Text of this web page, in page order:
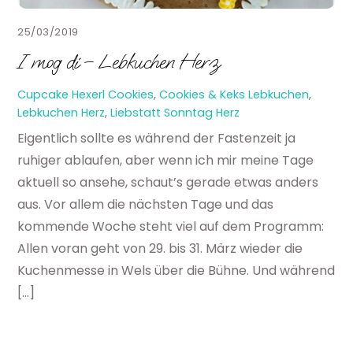
25/03/2019
I mog di – Lebkuchen Herz
Cupcake Hexerl Cookies,Cookies & Keks Lebkuchen,
Lebkuchen Herz,Liebstatt Sonntag Herz
Eigentlich sollte es während der Fastenzeit ja
ruhiger ablaufen, aber wenn ich mir meine Tage
aktuell so ansehe, schaut’s gerade etwas anders
aus. Vor allem die nächsten Tage und das
kommende Woche steht viel auf dem Programm:
Allen voran geht von 29. bis 31. März wieder die
Kuchenmesse in Wels über die Bühne. Und während
[…]